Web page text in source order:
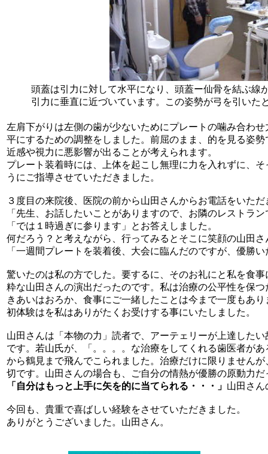
頭蓋は引力に対して水平になり、頭蓋ー仙骨を結ぶ線
引力に垂直に近づいています。この姿勢が弓を引いた
左肩下がりは左側の歯が少ないためにプレートの噛み合わ
平にするための調整をしました。前屈のまま、的を見る姿
近感や視力に悪影響が出ることが考えられます。
プレート装着時には、上体を起こし無理に力を入れずに、
うにご指導させていただきました。
３度目の来院後、医院の前から山田さんからお電話をいた
「先生、お話したいことがありますので、お隣のレストラ
「では１時過ぎに参ります」とお答えしました。
何だろう？と考えながら、行ってみるとそこに笑顔の山田
「一週間プレートを装着後、大会に臨んだのですが、優勝
驚いたのは私の方でした。要するに、そのお礼にと私を食
粋な山田さんの演出だったのです。私は治療の公平性を保
きあいはおろか、食事にご一緒したことは今まで一度もあ
初体験はを私はありがたくお受けする事にいたしました。
山田さんは「本物の力」読者で、アーテェリーが上達した
です。若山氏が、「。。。。な治療をしてくれる歯医者が
から鶴見まで飛んでこられました。治療だけに限りません
切です。山田さんの場合も、ご自分の情熱が優勝の原動力
「自分はもっと上手に矢を的に当てられる・・・」 山田さん
今回も、貴重で喜ばしい経験をさせていただきました。
ありがとうございました。山田さん。